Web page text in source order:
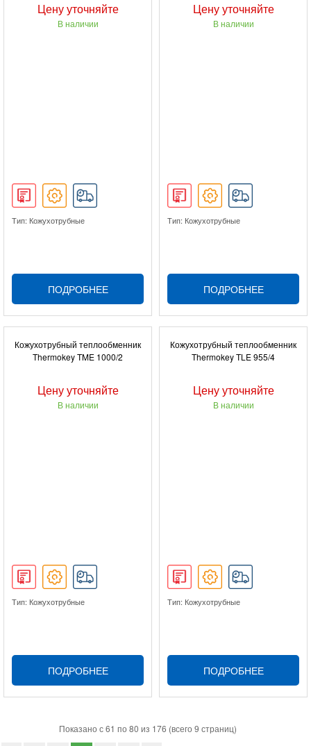
Цену уточняйте
В наличии
Тип: Кожухотрубные
ПОДРОБНЕЕ
Цену уточняйте
В наличии
Тип: Кожухотрубные
ПОДРОБНЕЕ
Кожухотрубный теплообменник
Thermokey TME 1000/2
Цену уточняйте
В наличии
Тип: Кожухотрубные
ПОДРОБНЕЕ
Кожухотрубный теплообменник
Thermokey TLE 955/4
Цену уточняйте
В наличии
Тип: Кожухотрубные
ПОДРОБНЕЕ
Показано с 61 по 80 из 176 (всего 9 страниц)